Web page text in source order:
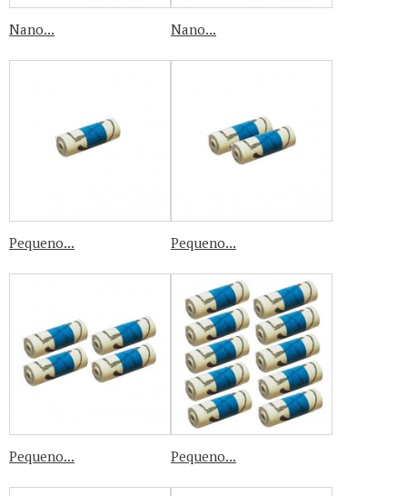
Nano... Nano...
Pequeno... Pequeno...
Pequeno... Pequeno...